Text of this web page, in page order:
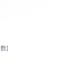
]